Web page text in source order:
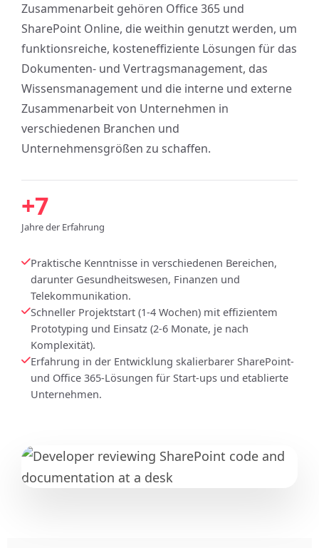
Zusammenarbeit gehören Office 365 und
SharePoint Online, die weithin genutzt werden, um
funktionsreiche, kosteneffiziente Lösungen für das
Dokumenten- und Vertragsmanagement, das
Wissensmanagement und die interne und externe
Zusammenarbeit von Unternehmen in
verschiedenen Branchen und
Unternehmensgrößen zu schaffen.
+7
Jahre der Erfahrung
Praktische Kenntnisse in verschiedenen Bereichen,
darunter Gesundheitswesen, Finanzen und
Telekommunikation.
Schneller Projektstart (1-4 Wochen) mit effizientem
Prototyping und Einsatz (2-6 Monate, je nach
Komplexität).
Erfahrung in der Entwicklung skalierbarer SharePoint-
und Office 365-Lösungen für Start-ups und etablierte
Unternehmen.